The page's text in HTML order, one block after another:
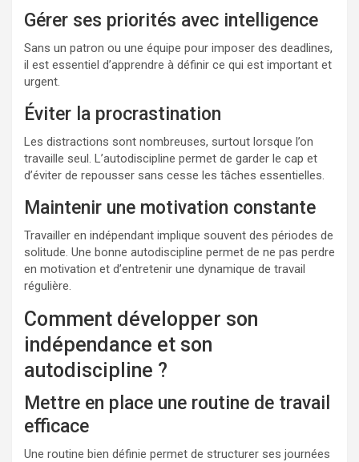
Gérer ses priorités avec intelligence
Sans un patron ou une équipe pour imposer des deadlines,
il est essentiel d’apprendre à définir ce qui est important et
urgent.
Éviter la procrastination
Les distractions sont nombreuses, surtout lorsque l’on
travaille seul. L’autodiscipline permet de garder le cap et
d’éviter de repousser sans cesse les tâches essentielles.
Maintenir une motivation constante
Travailler en indépendant implique souvent des périodes de
solitude. Une bonne autodiscipline permet de ne pas perdre
en motivation et d’entretenir une dynamique de travail
régulière.
Comment développer son
indépendance et son
autodiscipline ?
Mettre en place une routine de travail
efficace
Une routine bien définie permet de structurer ses journées